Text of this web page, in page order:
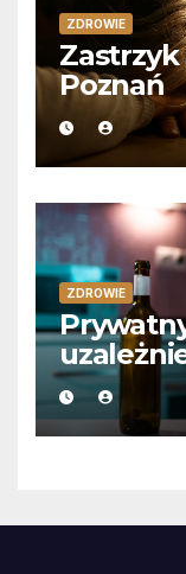
ZDROWIE
Poznań
ZDROWIE